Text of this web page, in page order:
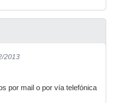
2013
por mail o por vía telefónica